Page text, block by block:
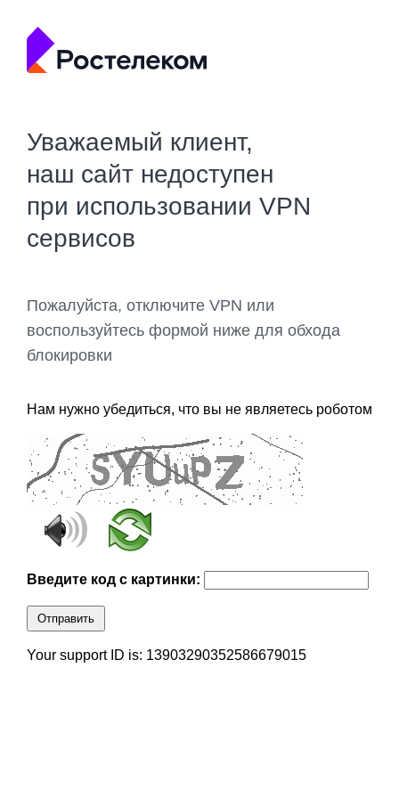
Уважаемый клиент,
наш сайт недоступен
при использовании VPN
сервисов
Пожалуйста, отключите VPN или
воспользуйтесь формой ниже для обхода
блокировки
Нам нужно убедиться, что вы не являетесь роботом
Введите код с картинки:
Отправить
Your support ID is: 13903290352586679015